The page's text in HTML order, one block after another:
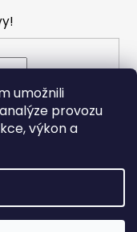
umožnili
provozu
výkon a